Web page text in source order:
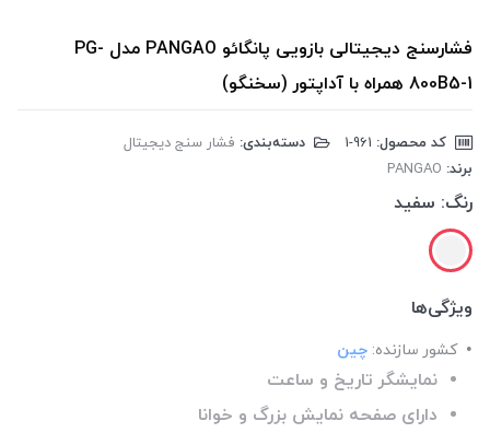
فشارسنج دیجیتالی بازویی پانگائو PANGAO مدل PG-
800B5-1 همراه با آداپتور (سخنگو)
کد محصول: دسته‌بندی: فشار سنج دیجیتال
برند: PANGAO
رنگ: سفید
ویژگی‌ها
کشور سازنده: چین
نمایشگر تاریخ و ساعت
دارای صفحه نمایش بزرگ و خوانا